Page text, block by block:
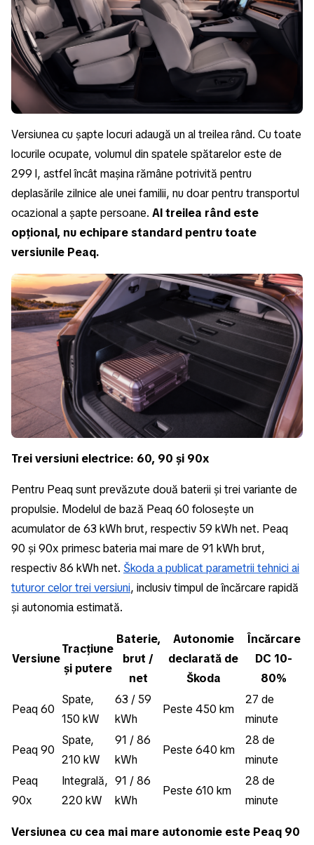
Versiunea cu șapte locuri adaugă un al treilea rând. Cu toate
locurile ocupate, volumul din spatele spătarelor este de
299 l, astfel încât mașina rămâne potrivită pentru
deplasările zilnice ale unei familii, nu doar pentru transportul
ocazional a șapte persoane. Al treilea rând este
opțional, nu echipare standard pentru toate
versiunile Peaq.
Trei versiuni electrice: 60, 90 și 90x
Pentru Peaq sunt prevăzute două baterii și trei variante de
propulsie. Modelul de bază Peaq 60 folosește un
acumulator de 63 kWh brut, respectiv 59 kWh net. Peaq
90 și 90x primesc bateria mai mare de 91 kWh brut,
respectiv 86 kWh net. Škoda a publicat parametrii tehnici ai
tuturor celor trei versiuni, inclusiv timpul de încărcare rapidă
și autonomia estimată.
Versiune
Tracțiune
și putere
Baterie,
brut /
net
Autonomie
declarată de
Škoda
Încărcare
DC 10-
80%
Peaq 60
Spate,
150 kW
63 / 59
kWh
Peste 450 km
27 de
minute
Peaq 90
Spate,
210 kW
91 / 86
kWh
Peste 640 km
28 de
minute
Peaq
90x
Integrală,
220 kW
91 / 86
kWh
Peste 610 km
28 de
minute
Versiunea cu cea mai mare autonomie este Peaq 90